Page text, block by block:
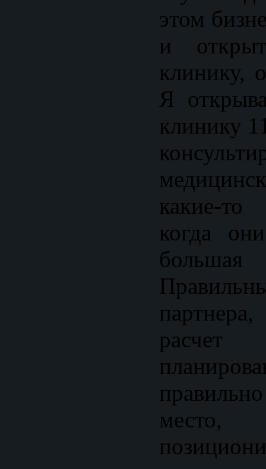
этом
и
клинику,
Я
клинику
какие-
когда
расчет
место,